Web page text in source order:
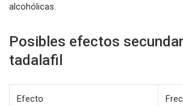
alcohólicas.
Posibles efectos
tadalafil
Efecto